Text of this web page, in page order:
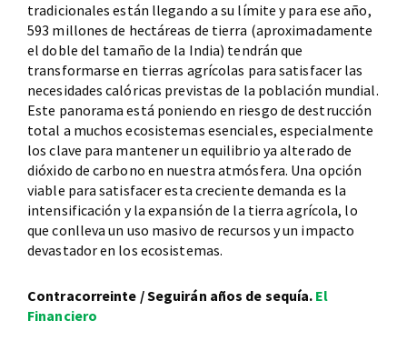
tradicionales están llegando a su límite y para ese año,
593 millones de hectáreas de tierra (aproximadamente
el doble del tamaño de la India) tendrán que
transformarse en tierras agrícolas para satisfacer las
necesidades calóricas previstas de la población mundial.
Este panorama está poniendo en riesgo de destrucción
total a muchos ecosistemas esenciales, especialmente
los clave para mantener un equilibrio ya alterado de
dióxido de carbono en nuestra atmósfera. Una opción
viable para satisfacer esta creciente demanda es la
intensificación y la expansión de la tierra agrícola, lo
que conlleva un uso masivo de recursos y un impacto
devastador en los ecosistemas.
Contracorreinte / Seguirán años de sequía. El
Financiero